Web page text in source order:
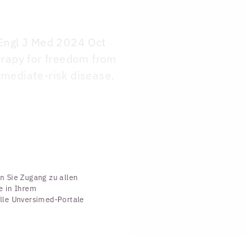
Sie Zugang zu allen
in Ihrem
Unversimed-Portale